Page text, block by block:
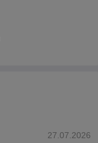
27.07.2026